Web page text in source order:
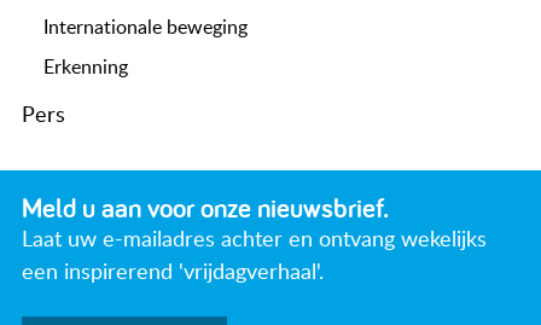
Internationale beweging
Erkenning
Pers
Meld u aan voor onze nieuwsbrief.
Laat uw e-mailadres achter en ontvang wekelijks
een inspirerend 'vrijdagverhaal'.